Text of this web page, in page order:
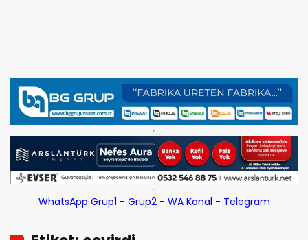
WhatsApp Grup1 - Grup2- WA Kanal - Telegram